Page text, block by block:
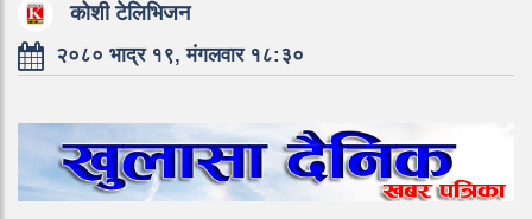
कोशी टेलिभिजन
२०८० भाद्र १९, मंगलवार १८:३०